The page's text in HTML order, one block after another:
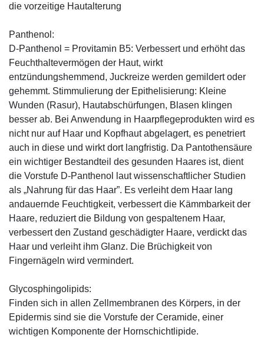
die vorzeitige Hautalterung
Panthenol:
D-Panthenol = Provitamin B5: Verbessert und erhöht das
Feuchthaltevermögen der Haut, wirkt
entzündungshemmend, Juckreize werden gemildert oder
gehemmt. Stimmulierung der Epithelisierung: Kleine
Wunden (Rasur), Hautabschürfungen, Blasen klingen
besser ab. Bei Anwendung in Haarpflegeprodukten wird es
nicht nur auf Haar und Kopfhaut abgelagert, es penetriert
auch in diese und wirkt dort langfristig. Da Pantothensäure
ein wichtiger Bestandteil des gesunden Haares ist, dient
die Vorstufe D-Panthenol laut wissenschaftlicher Studien
als „Nahrung für das Haar”. Es verleiht dem Haar lang
andauernde Feuchtigkeit, verbessert die Kämmbarkeit der
Haare, reduziert die Bildung von gespaltenem Haar,
verbessert den Zustand geschädigter Haare, verdickt das
Haar und verleiht ihm Glanz. Die Brüchigkeit von
Fingernägeln wird vermindert.
Glycosphingolipids:
Finden sich in allen Zellmembranen des Körpers, in der
Epidermis sind sie die Vorstufe der Ceramide, einer
wichtigen Komponente der Hornschichtlipide.